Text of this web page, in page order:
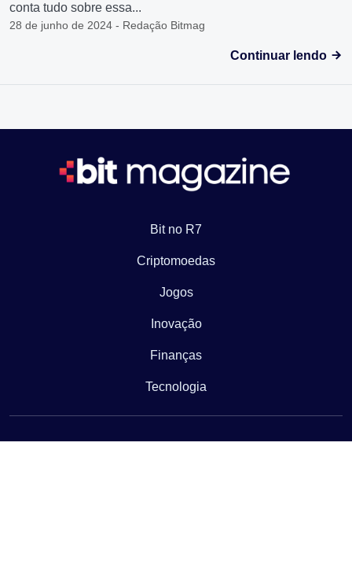
conta tudo sobre essa...
28 de junho de 2024 - Redação Bitmag
Continuar lendo
Bit no R7
Criptomoedas
Jogos
Inovação
Finanças
Tecnologia